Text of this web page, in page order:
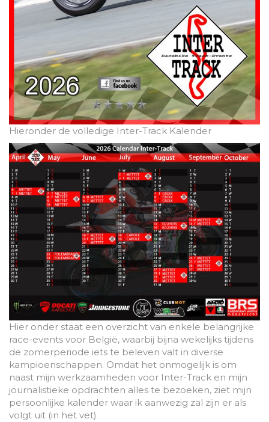
Hieronder de volledige Inter-Track Kalender
Hier onder staat een overzicht van enkele belangrijke
race-events voor België, waarbij bijna wekelijks tijdens
de zomerperiode iets te beleven valt in diverse
kampioenschappen. Omdat het onmogelijk is om
naast mijn werkzaamheden voor Inter-Track en mijn
journalistieke opdrachten alles te bezoeken, ziet mijn
persoonlijke kalender waar ik aanwezig zal zijn er als
volgt uit (in het vet)